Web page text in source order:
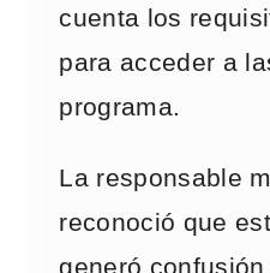
cuenta los
para acceder a
programa.
La responsable
reconoció que
generó